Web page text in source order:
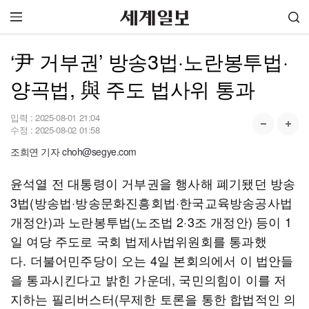
‘尹 거부권’ 방송3법·노란봉투법·
양곡법, 與 주도 법사위 통과
입력 : 2025-08-01 21:04
수정 : 2025-08-02 01:58
조희연 기자 choh@segye.com
윤석열 전 대통령이 거부권을 행사해 폐기됐던 방송
3법(방송법·방송문화진흥회법·한국교육방송공사법
개정안)과 노란봉투법(노조법 2·3조 개정안) 등이 1
일 여당 주도로 국회 법제사법위원회를 통과했
다. 더불어민주당이 오는 4일 본회의에서 이 법안들
을 통과시킨다고 밝힌 가운데, 국민의힘이 이를 저
지하는 필리버스터(무제한 토론을 통한 합법적인 의